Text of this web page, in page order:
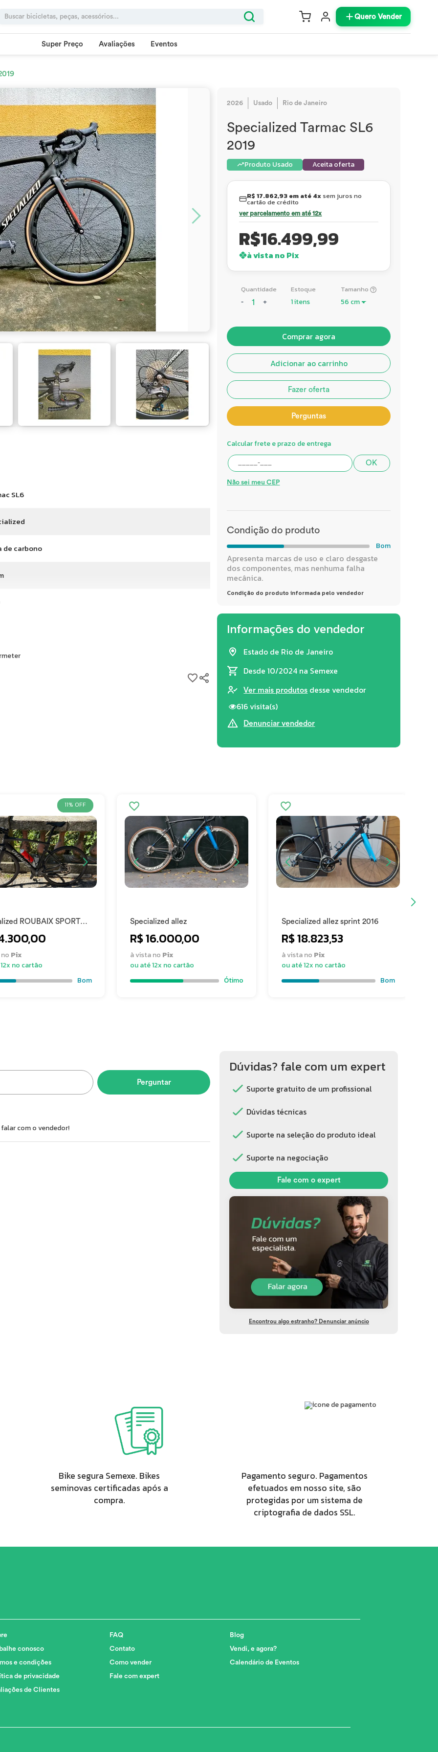
Quero Vender
Super Preço Avaliações Eventos
SL6
de carbono
Ultegra
2026 Usado Rio de Janeiro
Specialized Tarmac SL6
2019
Produto Usado Aceita oferta
R$ 17.862,93 em até 4x sem juros no
cartão de crédito
ver parcelamento em até 12x
R$16.499,99
à vista no Pix
Quantidade
- +
Estoque
1 itens
Tamanho
Comprar agora
Adicionar ao carrinho
Fazer oferta
Perguntas
Calcular frete e prazo de entrega
OK
Não sei meu CEP
Condição do produto
Bom
Apresenta marcas de uso e claro desgaste
dos componentes, mas nenhuma falha
mecânica.
Condição do produto informada pelo vendedor
Informações do vendedor
Estado de Rio de Janeiro
Desde 10/2024 na Semexe
Ver mais produtos desse vendedor
616 visita(s)
Denunciar vendedor
11% OFF
ROUBAIX SPORT
Pix
no cartão
Bom
Specialized allez
R$ 16.000,00
à vista no Pix
ou até 12x no cartão
Ótimo
Specialized allez sprint 2016
R$ 18.823,53
à vista no Pix
ou até 12x no cartão
Bom
Perguntar
com o vendedor!
Dúvidas? fale com um expert
Suporte gratuito de um profissional
Dúvidas técnicas
Suporte na seleção do produto ideal
Suporte na negociação
Fale com o expert
Encontrou algo estranho? Denunciar anúncio
Bike segura Semexe. Bikes
seminovas certificadas após a
compra.
Pagamento seguro. Pagamentos
efetuados em nosso site, são
protegidas por um sistema de
criptografia de dados SSL.
conosco
e condições
de privacidade
de Clientes
FAQ
Contato
Como vender
Fale com expert
Blog
Vendi, e agora?
Calendário de Eventos